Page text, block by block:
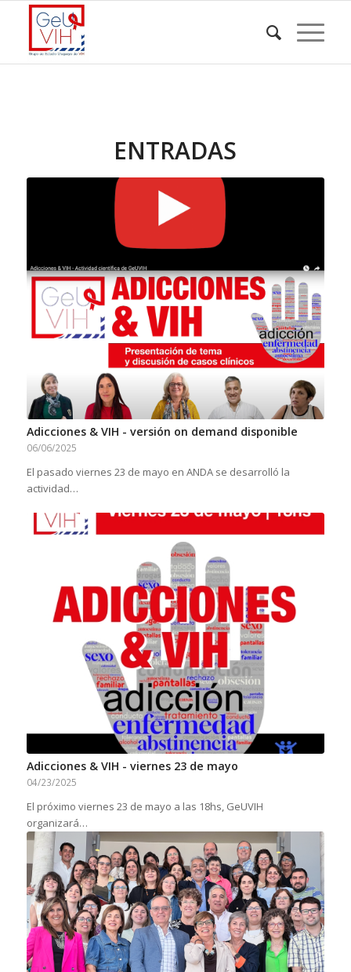
ENTRADAS
Adicciones & VIH - versión on demand disponible
06/06/2025
El pasado viernes 23 de mayo en ANDA se desarrolló la
actividad…
Adicciones & VIH - viernes 23 de mayo
04/23/2025
El próximo viernes 23 de mayo a las 18hs, GeUVIH
organizará…